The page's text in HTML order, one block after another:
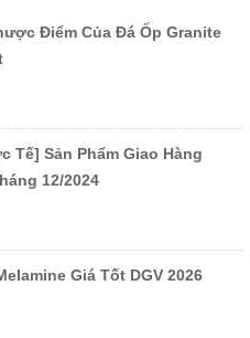
Điểm Của Đá Ốp Granite
Tế] Sản Phẩm Giao Hàng
12/2024
Giá Tốt DGV 2026